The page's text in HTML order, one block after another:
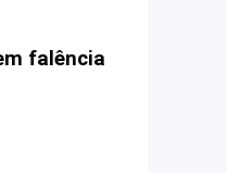
falência